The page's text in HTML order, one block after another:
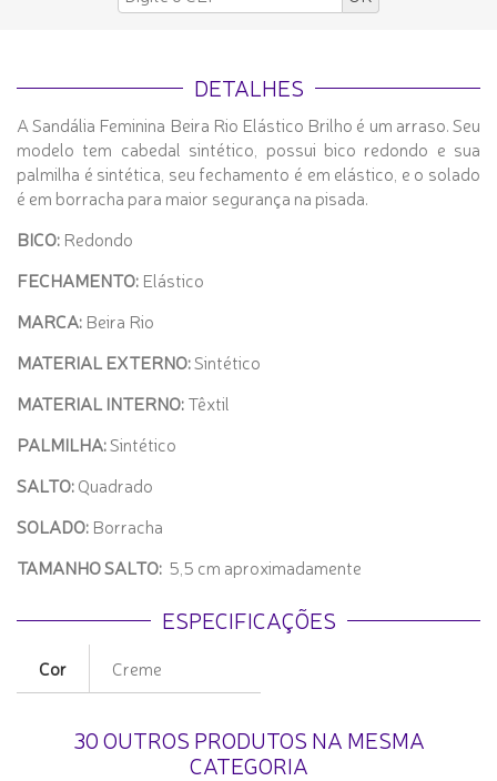
DETALHES
A Sandália Feminina Beira Rio Elástico Brilho é um arraso. Seu
modelo tem cabedal sintético, possui bico redondo e sua
palmilha é sintética, seu fechamento é em elástico, e o solado
é em borracha para maior segurança na pisada.
BICO: Redondo
FECHAMENTO: Elástico
MARCA: Beira Rio
MATERIAL EXTERNO:Sintético
MATERIAL INTERNO:Têxtil
PALMILHA:Sintético
SALTO:Quadrado
SOLADO: Borracha
TAMANHO SALTO: 5,5 cm aproximadamente
ESPECIFICAÇÕES
Cor Creme
30 OUTROS PRODUTOS NA MESMA
CATEGORIA